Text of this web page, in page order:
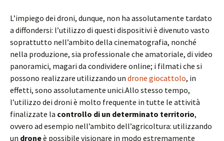
L’impiego dei droni, dunque, non ha assolutamente tardato
a diffondersi: l’utilizzo di questi dispositivi è divenuto vasto
soprattutto nell’ambito della cinematografia, nonché
nella produzione, sia professionale che amatoriale, di video
panoramici, magari da condividere online; i filmati che si
possono realizzare utilizzando un drone giocattolo, in
effetti, sono assolutamente unici.Allo stesso tempo,
l’utilizzo dei droni è molto frequente in tutte le attività
finalizzate la controllo di un determinato territorio,
ovvero ad esempio nell’ambito dell’agricoltura: utilizzando
un droneè possibile visionare in modo estremamente